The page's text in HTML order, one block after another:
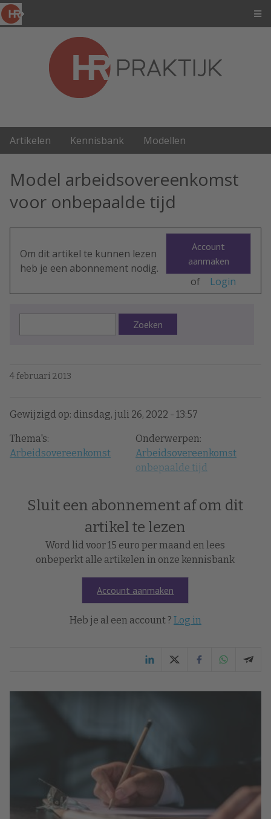
Artikelen Kennisbank Modellen
Model arbeidsovereenkomst
voor onbepaalde tijd
Om dit artikel te kunnen lezen
heb je een abonnement nodig.
Account
aanmaken
of Login
Zoeken
4 februari 2013
Gewijzigd op: dinsdag, juli 26, 2022 - 13:57
Thema's:
Arbeidsovereenkomst
Onderwerpen:
Arbeidsovereenkomst
onbepaalde tijd
Sluit een abonnement af om dit
artikel te lezen
Word lid voor 15 euro per maand en lees
onbeperkt alle artikelen in onze kennisbank
Account aanmaken
Heb je al een account ? Log in